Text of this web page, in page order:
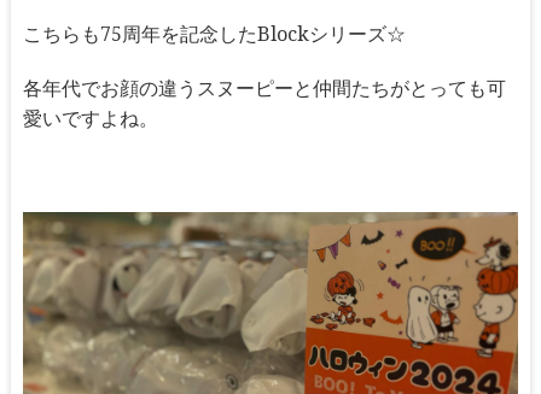
こちらも75周年を記念したBlockシリーズ☆
各年代でお顔の違うスヌーピーと仲間たちがとっても可
愛いですよね。